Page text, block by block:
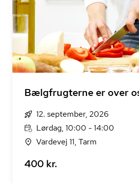
Bælgfrugterne er over
12. september, 2026
Lørdag, 10:00 - 14:00
Vardevej 11, Tarm
400 kr.